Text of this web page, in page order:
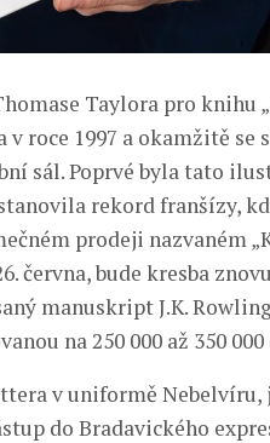
Taylora pro knihu
roce 1997 a okamžitě se
sál. Poprvé byla tato
rekord franšízy,
prodeji nazvaném
června, bude kresba znovu
manuskript J.K.
na 250 000 až 350 000
v uniformě Nebelvíru,
do Bradavického